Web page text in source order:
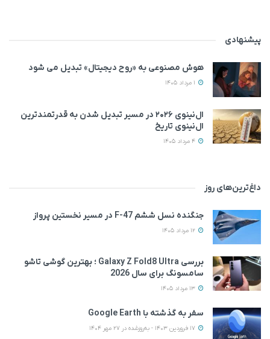
پیشنهادی
هوش مصنوعی به «روح دیجیتال» تبدیل می‌ شود
ال‌نینوی ۲۰۲۶ در مسیر تبدیل شدن به قدرتمندترین
ال‌نینوی تاریخ
داغ‌ترین‌های روز
جنگنده نسل ششم F-47 در مسیر نخستین پرواز
بررسی Galaxy Z Fold8 Ultra ؛ بهترین گوشی تاشو
سامسونگ برای سال 2026
سفر به گذشته با Google Earth